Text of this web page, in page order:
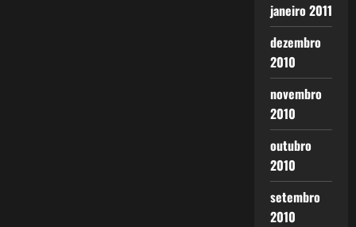
janeiro 2011
dezembro
2010
novembro
2010
outubro
2010
setembro
2010